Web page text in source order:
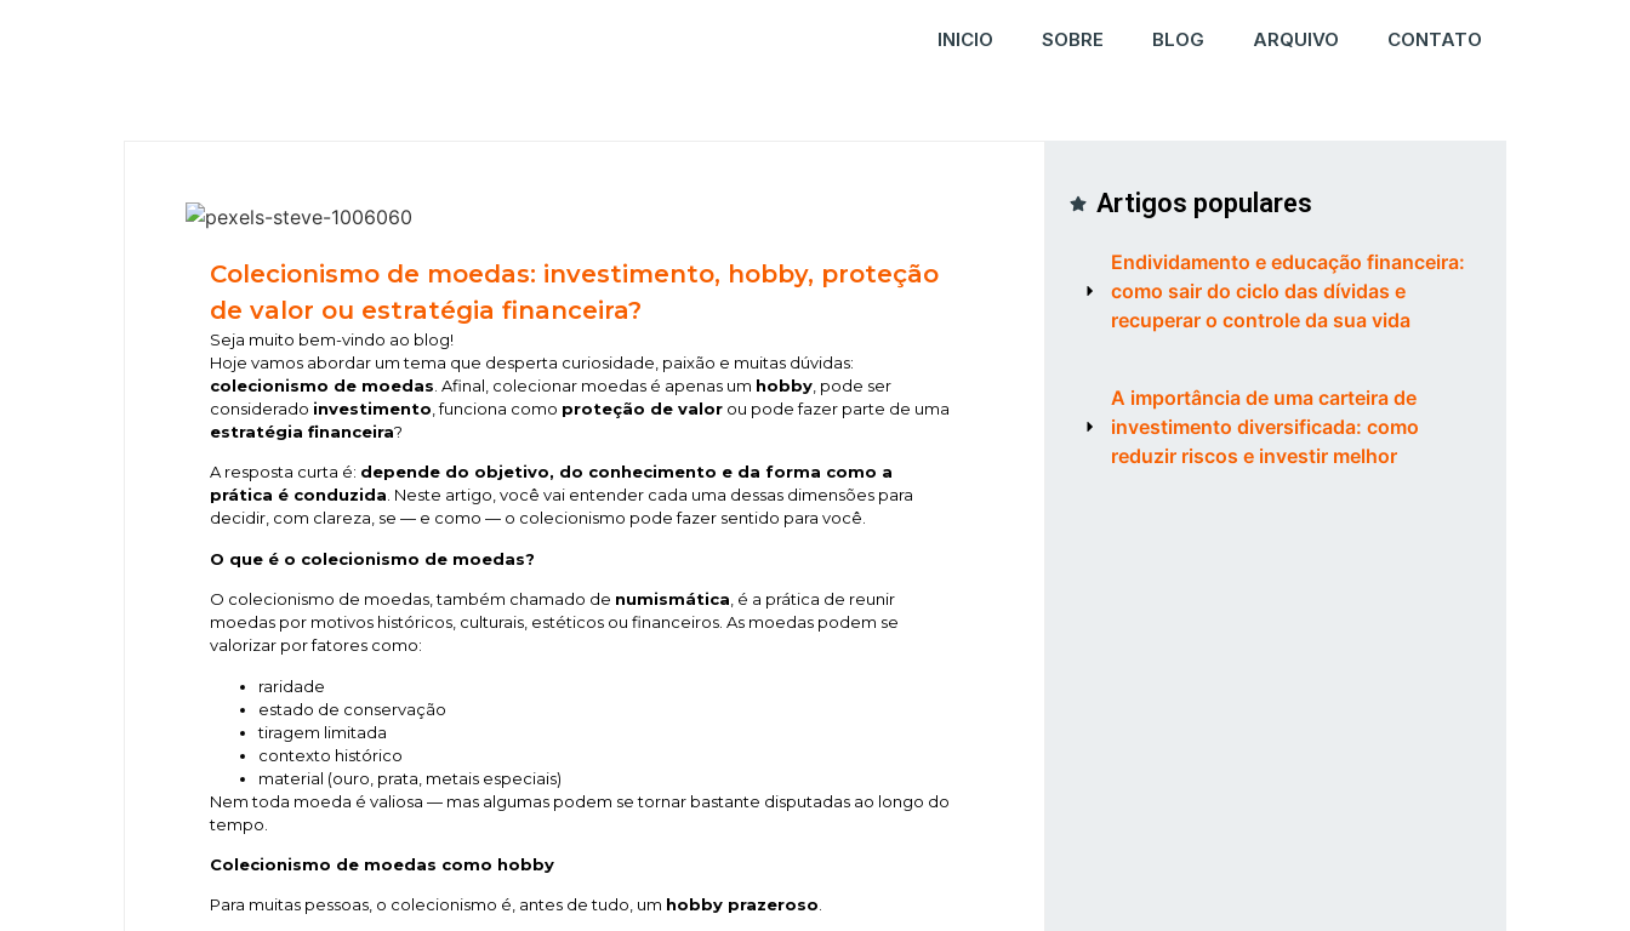
INICIO SOBRE BLOG ARQUIVO CONTATO
Colecionismo de moedas: investimento, hobby, proteção
de valor ou estratégia financeira?
Seja muito bem-vindo ao blog!
Hoje vamos abordar um tema que desperta curiosidade, paixão e muitas dúvidas:
colecionismo de moedas . Afinal, colecionar moedas é apenas um hobby , pode ser
considerado investimento , funciona como proteção de valor ou pode fazer parte de uma
estratégia financeira?
A resposta curta é: depende do objetivo, do conhecimento e da forma como a
prática é conduzida. Neste artigo, você vai entender cada uma dessas dimensões para
decidir, com clareza, se — e como — o colecionismo pode fazer sentido para você.
O que é o colecionismo de moedas?
O colecionismo de moedas, também chamado de numismática , é a prática de reunir
moedas por motivos históricos, culturais, estéticos ou financeiros. As moedas podem se
valorizar por fatores como:
raridade
estado de conservação
tiragem limitada
contexto histórico
material (ouro, prata, metais especiais)
Nem toda moeda é valiosa — mas algumas podem se tornar bastante disputadas ao longo do
tempo.
Colecionismo de moedas como hobby
Para muitas pessoas, o colecionismo é, antes de tudo, um hobby prazeroso.
Artigos populares
Endividamento e educação financeira:
como sair do ciclo das dívidas e
recuperar o controle da sua vida
A importância de uma carteira de
investimento diversificada: como
reduzir riscos e investir melhor